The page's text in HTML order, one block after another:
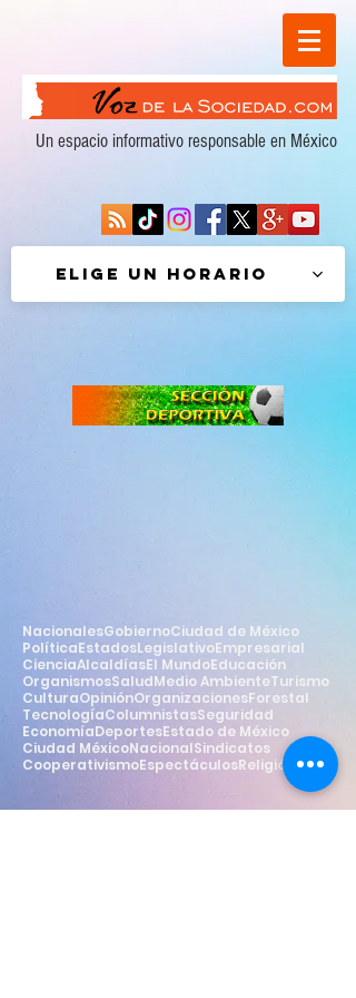
Un espacio informativo responsable en México
Elige un horario
NacionalesGobiernoCiudad de México
PolíticaEstadosLegislativoEmpresarial
CienciaAlcaldíasEl MundoEducación
OrganismosSaludMedio AmbienteTurismo
CulturaOpiniónOrganizacionesForestal
TecnologíaColumnistasSeguridad
EconomíaDeportesEstado de México
Ciudad MéxicoNacionalSindicatos
CooperativismoEspectáculosReligión Estilo